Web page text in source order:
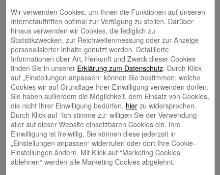
Filialen
Filialen und Geldautomaten
Internet-Filiale und Online-Banking
Video-Beratung in der Internet-Filiale
Gründerberatung
GründerCenter
Immobilien
ImmobilienCenter
Nachhaltigkeit
Wir verwenden Cookies, um Ihnen die Funktionen auf unseren
Internetauftritten optimal zur Verfügung zu stellen. Darüber
hinaus verwenden wir Cookies, die lediglich zu
Statistikzwecken, zur Reichweitenmessung oder zur Anzeige
personalisierter Inhalte genutzt werden. Detaillierte
Informationen über Art, Herkunft und Zweck dieser Cookies
finden Sie in unserer Erklärung zum Datenschutz. Durch Klick
auf „Einstellungen anpassen“ können Sie bestimmen, welche
Cookies wir auf Grundlage Ihrer Einwilligung verwenden dürfen.
Sie haben außerdem die Möglichkeit, dem Einsatz von Cookies,
die nicht Ihrer Einwilligung bedürfen, hierzu widersprechen.
Durch Klick auf “Ich stimme zu“ willigen Sie der Verwendung
aller auf dieser Website einsetzbaren Cookies ein. Ihre
Einwilligung ist freiwillig. Sie können diese jederzeit in
„Einstellungen anpassen“ widerrufen oder dort Ihre Cookie-
Einstellungen ändern. Mit Klick auf “Marketing Cookies
ablehnen“ werden alle Marketing Cookies abgelehnt.